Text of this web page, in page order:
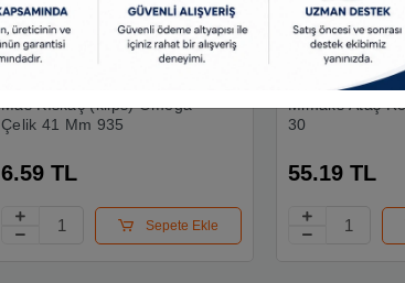
Mas Kıskaç (klips) Omega
Çelik 41 Mm 935
6.59 TL
Sepete Ekle
Mimaks Ataş
30
55.19 TL